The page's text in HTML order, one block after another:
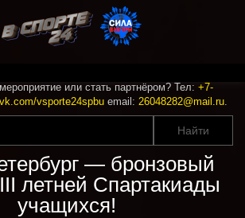
или стать партнёром? Тел: +7-
vk.com/vsporte24spbu email: 26048282@mail.ru.
— бронзовый
летней Спартакиады
учащихся!